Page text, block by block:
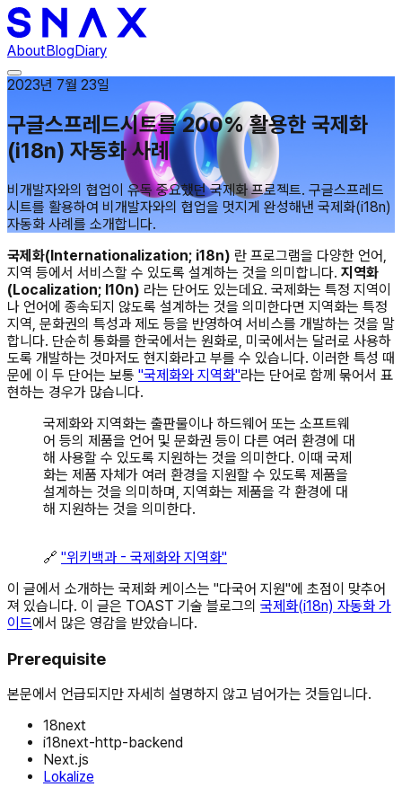
AboutBlogDiary
2023년 7월 23일
구글스프레드시트를 200% 활용한 국제화
(i18n) 자동화 사례
비개발자와의 협업이 유독 중요했던 국제화 프로젝트. 구글스프레드
시트를 활용하여 비개발자와의 협업을 멋지게 완성해낸 국제화(i18n)
자동화 사례를 소개합니다.
국제화(Internationalization; i18n) 란 프로그램을 다양한 언어,
지역 등에서 서비스할 수 있도록 설계하는 것을 의미합니다. 지역화
(Localization; l10n) 라는 단어도 있는데요. 국제화는 특정 지역이
나 언어에 종속되지 않도록 설계하는 것을 의미한다면 지역화는 특정
지역, 문화권의 특성과 제도 등을 반영하여 서비스를 개발하는 것을 말
합니다. 단순히 통화를 한국에서는 원화로, 미국에서는 달러로 사용하
도록 개발하는 것마저도 현지화라고 부를 수 있습니다. 이러한 특성 때
문에 이 두 단어는 보통 "국제화와 지역화"라는 단어로 함께 묶어서 표
현하는 경우가 많습니다.
국제화와 지역화는 출판물이나 하드웨어 또는 소프트웨
어 등의 제품을 언어 및 문화권 등이 다른 여러 환경에 대
해 사용할 수 있도록 지원하는 것을 의미한다. 이때 국제
화는 제품 자체가 여러 환경을 지원할 수 있도록 제품을
설계하는 것을 의미하며, 지역화는 제품을 각 환경에 대
해 지원하는 것을 의미한다.
🔗 "위키백과 - 국제화와 지역화"
이 글에서 소개하는 국제화 케이스는 "다국어 지원"에 초점이 맞추어
져 있습니다. 이 글은 TOAST 기술 블로그의 국제화(i18n) 자동화 가
이드에서 많은 영감을 받았습니다.
Prerequisite
본문에서 언급되지만 자세히 설명하지 않고 넘어가는 것들입니다.
18next
i18next-http-backend
Next.js
Lokalize